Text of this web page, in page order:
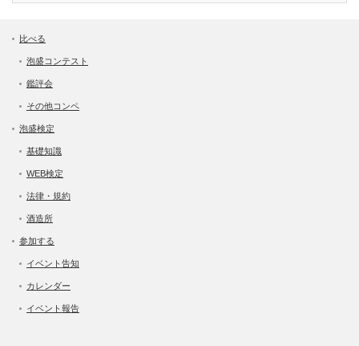
比べる
泡盛コンテスト
鑑評会
その他コンペ
泡盛検定
基礎知識
WEB検定
法律・規約
酒造所
参加する
イベント告知
カレンダー
イベント報告